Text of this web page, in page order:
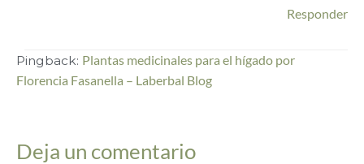
Responder
Pingback: Plantas medicinales para el hígado por
Florencia Fasanella – Laberbal Blog
Deja un comentario